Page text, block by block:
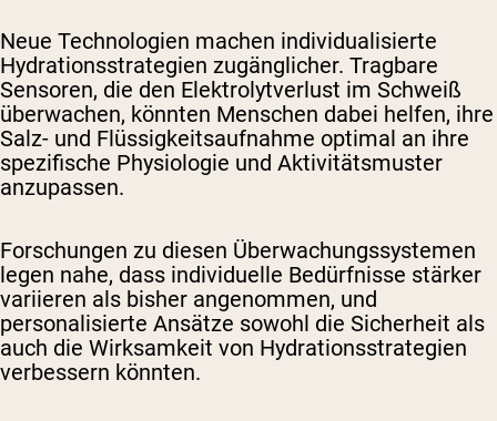
Neue Technologien machen individualisierte
Hydrationsstrategien zugänglicher. Tragbare
Sensoren, die den Elektrolytverlust im Schweiß
überwachen, könnten Menschen dabei helfen, ihre
Salz- und Flüssigkeitsaufnahme optimal an ihre
spezifische Physiologie und Aktivitätsmuster
anzupassen.
Forschungen zu diesen Überwachungssystemen
legen nahe, dass individuelle Bedürfnisse stärker
variieren als bisher angenommen, und
personalisierte Ansätze sowohl die Sicherheit als
auch die Wirksamkeit von Hydrationsstrategien
verbessern könnten.